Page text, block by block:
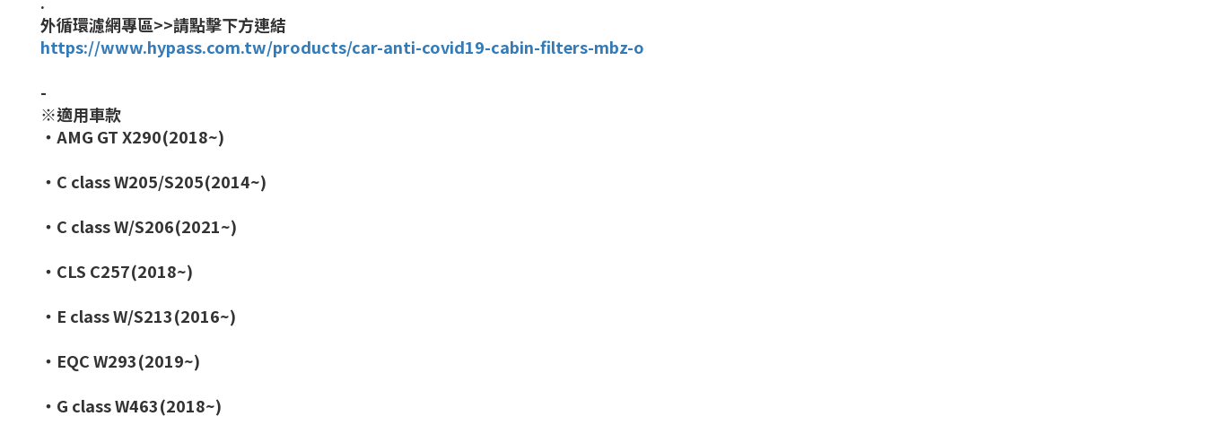
外循環濾網專區>>請點擊下方連結
https://www.hypass.com.tw/products/car-anti-covid19-cabin-filters-mbz-o
-
※適用車款
・AMG GT X290(2018~)
・C class W205/S205(2014~)
・C class W/S206(2021~)
・CLS C257(2018~)
・E class W/S213(2016~)
・EQC W293(2019~)
・G class W463(2018~)